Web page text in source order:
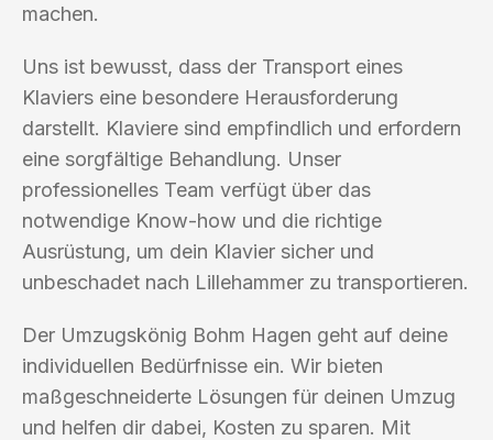
machen.
Uns ist bewusst, dass der Transport eines
Klaviers eine besondere Herausforderung
darstellt. Klaviere sind empfindlich und erfordern
eine sorgfältige Behandlung. Unser
professionelles Team verfügt über das
notwendige Know-how und die richtige
Ausrüstung, um dein Klavier sicher und
unbeschadet nach Lillehammer zu transportieren.
Der Umzugskönig Bohm Hagen geht auf deine
individuellen Bedürfnisse ein. Wir bieten
maßgeschneiderte Lösungen für deinen Umzug
und helfen dir dabei, Kosten zu sparen. Mit